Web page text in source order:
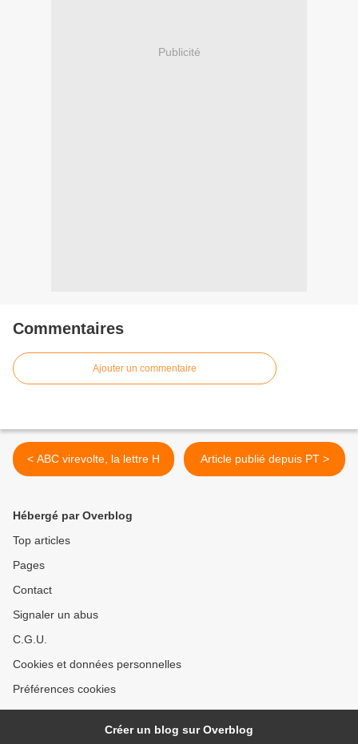
Publicité
Commentaires
Ajouter un commentaire
< ABC virevolte, la lettre H Article publié depuis PT >
Hébergé par Overblog
Top articles
Pages
Contact
Signaler un abus
C.G.U.
Cookies et données personnelles
Préférences cookies
Créer un blog sur Overblog